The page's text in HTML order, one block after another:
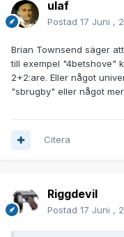
ulaf
Postad 17 Juni ,
Brian Townsend säger
till exempel "4betshove"
2+2:are. Eller något
"sbrugby" eller något
Citera
Riggdevil
Postad 17 Juni ,